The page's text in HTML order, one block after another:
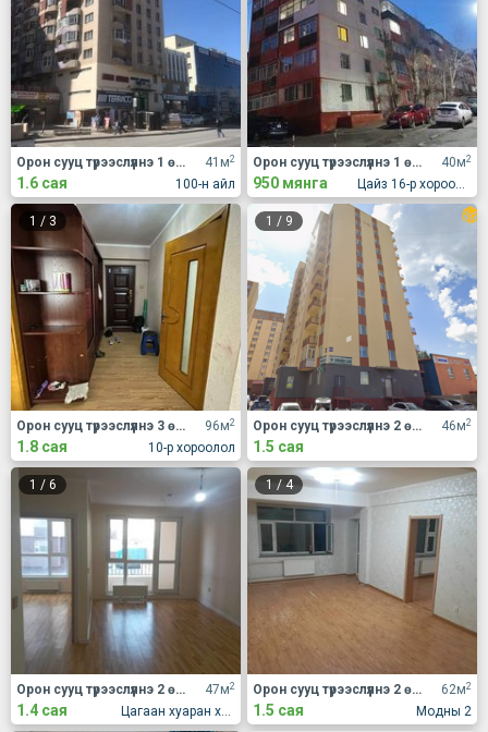
41м2
100-н айл
Орон сууц түрээслүүлнэ 1 өрөө
1.6 сая
40м2
Цайз 16-р хороолол
Орон сууц түрээслүүлнэ 1 өрөө
950 мянга
1 / 3
96м2
10-р хороолол
Орон сууц түрээслүүлнэ 3 өрөө
1.8 сая
1 / 9
46м2
Орон сууц түрээслүүлнэ 2 өрөө
1.5 сая
1 / 6
47м2
Цагаан хуаран хотхон
Орон сууц түрээслүүлнэ 2 өрөө
1.4 сая
1 / 4
62м2
Модны 2
Орон сууц түрээслүүлнэ 2 өрөө
1.5 сая